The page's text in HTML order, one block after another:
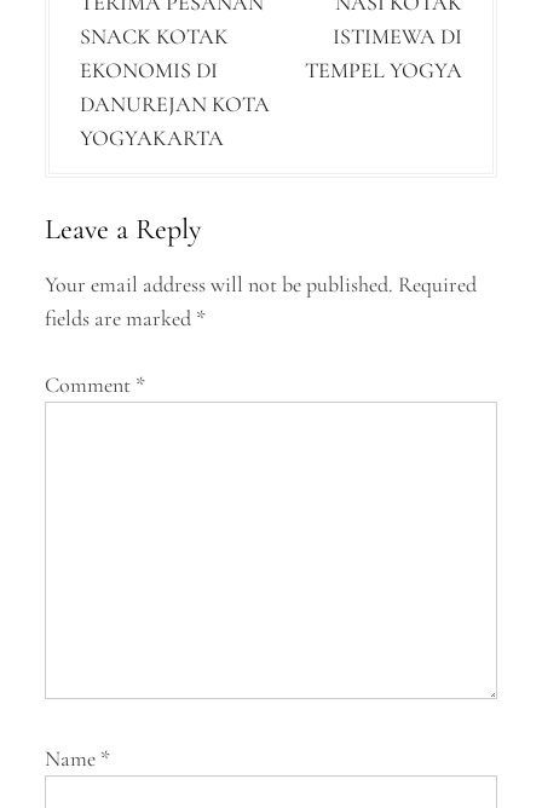
o
s
t
n
v
g
t
SNACK KOTAK
EKONOMIS DI
DANUREJAN KOTA
YOGYAKARTA
ISTIMEWA DI
TEMPEL YOGYA
Leave a Reply
Your email address will not be published. Required
fields are marked *
Comment *
Name *